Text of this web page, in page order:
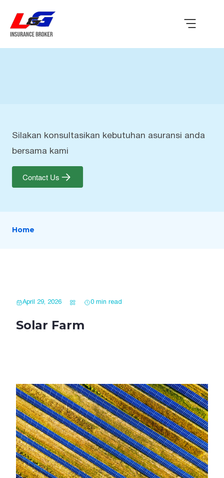
Silakan konsultasikan kebutuhan asuransi anda
bersama kami
Contact Us
Home
April 29, 2026 0 min read
Solar Farm